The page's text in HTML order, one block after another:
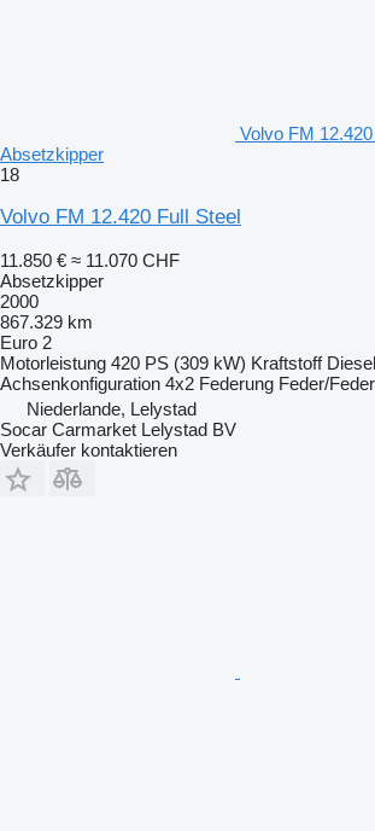
Volvo FM
Absetzkipper
18
Volvo FM 12.420 Full Steel
11.850 € ≈ 11.070 CHF
Absetzkipper
2000
867.329 km
Euro 2
Motorleistung 420 PS (309 kW) Kraftstoff Diesel
Achsenkonfiguration 4x2 Federung Feder/Feder
Niederlande, Lelystad
Socar Carmarket Lelystad BV
Verkäufer kontaktieren